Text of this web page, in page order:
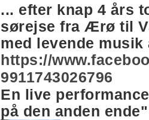
... efter knap 4 års
sørejse fra Ærø til
med levende musik
https://
9911743026796
En live
på den anden